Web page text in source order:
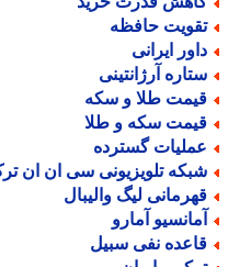
حافظه
ایرانی
آرژانتینی
طلا و سکه
سکه و طلا
گسترده
تلویزیونی سی ان ان ترک
لیگ والیبال
آمارو
نفی سبیل